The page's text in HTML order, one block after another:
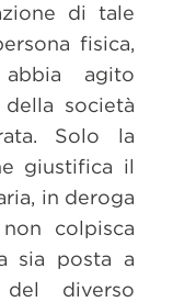
di tale
fisica,
agito
società
Solo la
giustifica il
in deroga
colpisca
sia posta a
diverso